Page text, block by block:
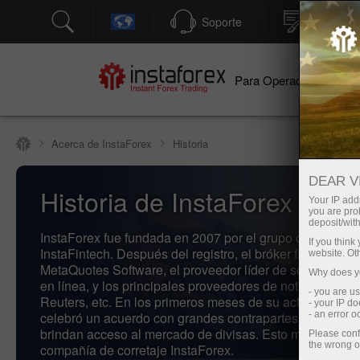
Soporte Apertura
Para Operadores
Acerca de InstaForex Historia
Historia de InstaForex
InstaForex fue fundada en 2007 por el grupo de
InstaFintech. Después del registro, el bróker firmó
MetaQuotes Software, el proveedor líder de software
en línea, y los principales proveedores de noticias,
Reuters, etc. En los primeros meses de su actividad, el
celebró un acuerdo con grandes contrapartes
brindan acceso al mercado de divisas. Esto marcó el
compañía de corretaje InstaForex.
DEAR
Your IP
you are
deposit/
If you
website.
Why does
- you are
- your IP
- an error
Please
the wrong